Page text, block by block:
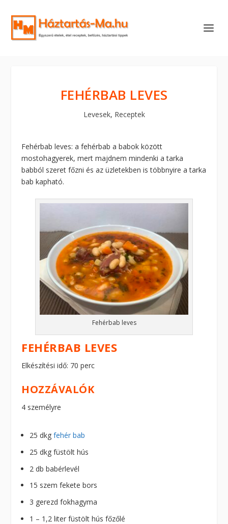
FEHÉRBAB LEVES
Levesek, Receptek
Fehérbab leves: a fehérbab a babok között
mostohagyerek, mert majdnem mindenki a tarka
babból szeret főzni és az üzletekben is többnyire a tarka
bab kapható.
Fehérbab leves
FEHÉRBAB LEVES
Elkészítési idő: 70 perc
HOZZÁVALÓK
4 személyre
25 dkgfehér bab
25 dkg füstölt hús
2 db babérlevél
15 szem fekete bors
3 gerezd fokhagyma
1 – 1,2 liter füstölt hús főzőlé